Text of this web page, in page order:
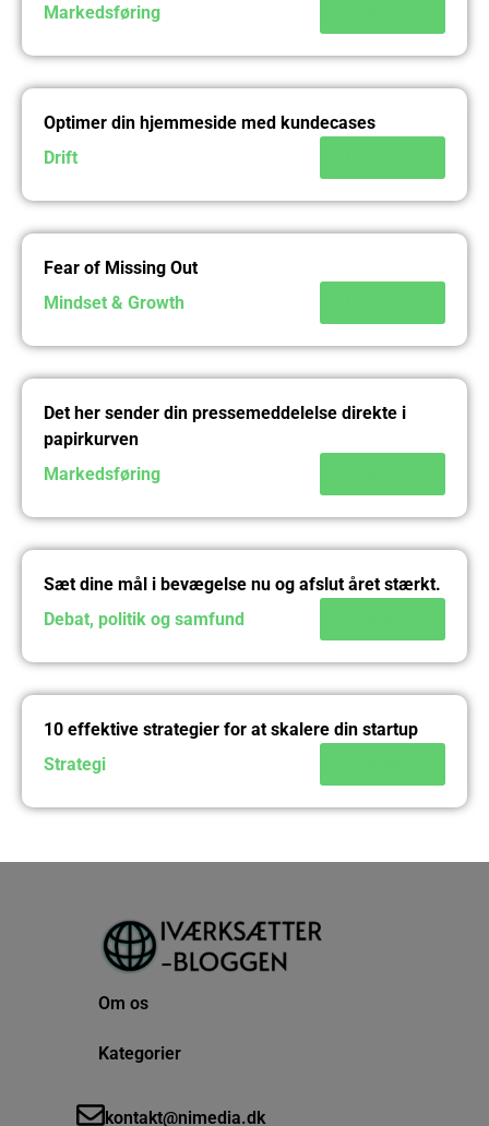
Markedsføring
Optimer din hjemmeside med kundecases
Drift
Fear of Missing Out
Mindset & Growth
Det her sender din pressemeddelelse direkte i
papirkurven
Markedsføring
Sæt dine mål i bevægelse nu og afslut året stærkt.
Debat, politik og samfund
10 effektive strategier for at skalere din startup
Strategi
Om os
Kategorier
kontakt@nimedia.dk